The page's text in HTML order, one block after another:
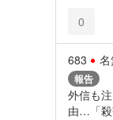
0
683 名
報告
外信も
由…「殺